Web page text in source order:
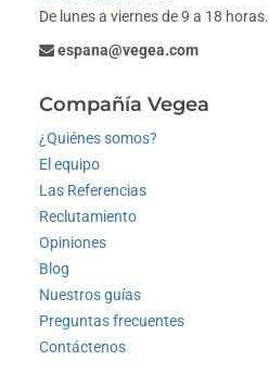
De lunes a viernes de 9 a 18 horas.
espana@vegea.com
Compañía Vegea
¿Quiénes somos?
El equipo
Las Referencias
Reclutamiento
Opiniones
Blog
Nuestros guías
Preguntas frecuentes
Contáctenos